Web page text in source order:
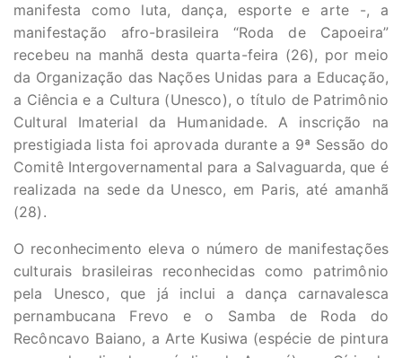
manifesta como luta, dança, esporte e arte -, a
manifestação afro-brasileira “Roda de Capoeira”
recebeu na manhã desta quarta-feira (26), por meio
da Organização das Nações Unidas para a Educação,
a Ciência e a Cultura (Unesco), o título de Patrimônio
Cultural Imaterial da Humanidade. A inscrição na
prestigiada lista foi aprovada durante a 9ª Sessão do
Comitê Intergovernamental para a Salvaguarda, que é
realizada na sede da Unesco, em Paris, até amanhã
(28).
O reconhecimento eleva o número de manifestações
culturais brasileiras reconhecidas como patrimônio
pela Unesco, que já inclui a dança carnavalesca
pernambucana Frevo e o Samba de Roda do
Recôncavo Baiano, a Arte Kusiwa (espécie de pintura